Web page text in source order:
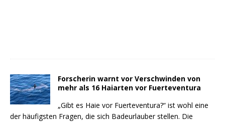
Forscherin warnt vor Verschwinden von
mehr als 16 Haiarten vor Fuerteventura
„Gibt es Haie vor Fuerteventura?“ ist wohl eine
der häufigsten Fragen, die sich Badeurlauber stellen. Die